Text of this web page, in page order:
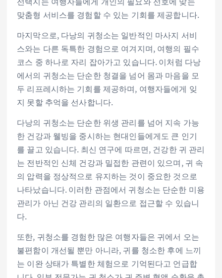
맞춤형 서비스를 경험할 수 있는 기회를 제공합니다.
마지막으로, 다낭의 귀청소는 일반적인 마사지 서비
스와는 다른 독특한 경험으로 여겨지며, 여행의 필수
코스 중 하나로 자리 잡아가고 있습니다. 이처럼 다낭
에서의 귀청소는 단순한 청결을 넘어 몸과 마음을 모
두 리프레시하는 기회를 제공하며, 여행자들에게 잊
지 못할 추억을 선사합니다.
다낭의 귀청소는 단순한 위생 관리를 넘어 지속 가능
한 건강과 웰빙을 중시하는 현대인들에게도 큰 인기
를 끌고 있습니다. 최신 연구에 따르면, 건강한 귀 관리
는 전반적인 신체 건강과 밀접한 관련이 있으며, 귀 속
의 압력을 정상적으로 유지하는 것이 중요한 것으로
나타났습니다. 이러한 관점에서 귀청소는 단순한 미용
관리가 아닌 건강 관리의 일환으로 접근할 수 있습니
다.
또한, 귀청소를 경험한 많은 여행자들은 귀에서 오는
불편함이 개선될 뿐만 아니라, 귀를 청소한 후에 느끼
는 이완 상태가 특별한 체험으로 기억된다고 언급합